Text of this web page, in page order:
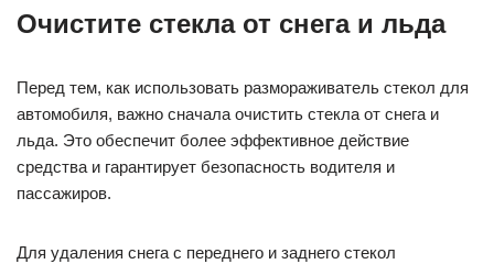
Очистите стекла от снега и льда
Перед тем, как использовать размораживатель стекол для
автомобиля, важно сначала очистить стекла от снега и
льда. Это обеспечит более эффективное действие
средства и гарантирует безопасность водителя и
пассажиров.
Для удаления снега с переднего и заднего стекол